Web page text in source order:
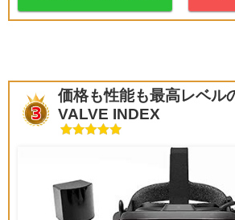
価格も性能も最高レベル
VALVE INDEX